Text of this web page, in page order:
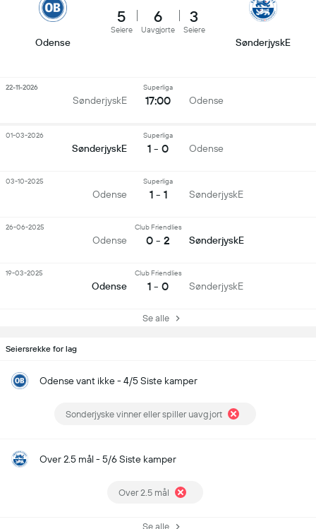
Seiersrekke for lag
Odense vant ikke - 4/5 Siste kamper
Sonderjyske vinner eller spiller uavgjort
Over 2.5 mål - 5/6 Siste kamper
Over 2.5 mål
Se alle
Odense
5
Seiere
6
Uavgjorte
3
Seiere
SønderjyskE
SønderjyskE
Superliga
17:00 Odense
22-11-2026
SønderjyskE
Superliga
1 - 0 Odense
01-03-2026
Odense
Superliga
1 - 1 SønderjyskE
03-10-2025
Odense
Club Friendlies
0 - 2 SønderjyskE
26-06-2025
Odense
Club Friendlies
1 - 0 SønderjyskE
19-03-2025
Se alle